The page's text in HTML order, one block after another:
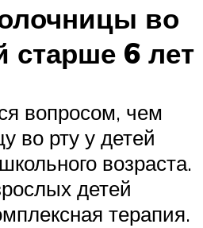
во
старше 6 лет
вопросом, чем
во рту у детей
возраста.
детей
терапия.